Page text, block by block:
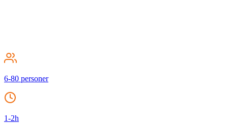
6-80 personer
1-2h